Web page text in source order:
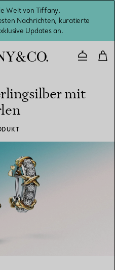
Welt von Tiffany.
Nachrichten, kuratierte
Updates an.
mit